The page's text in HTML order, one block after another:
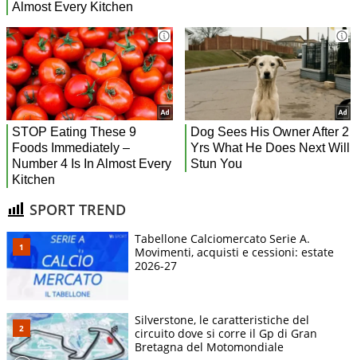
SPORT TREND
Tabellone Calciomercato Serie A.
Movimenti, acquisti e cessioni: estate
2026-27
Silverstone, le caratteristiche del
circuito dove si corre il Gp di Gran
Bretagna del Motomondiale